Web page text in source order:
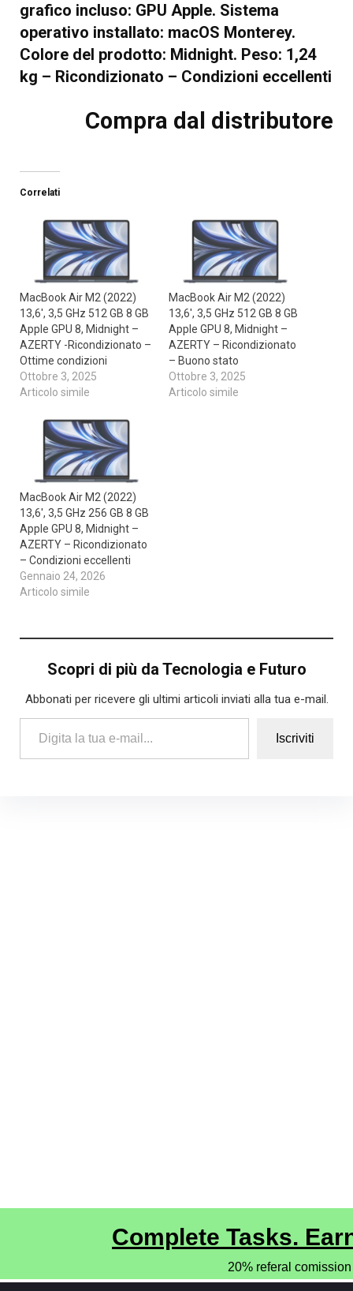
grafico incluso: GPU Apple. Sistema
operativo installato: macOS Monterey.
Colore del prodotto: Midnight. Peso: 1,24
kg – Ricondizionato – Condizioni eccellenti
Compra dal distributore
Correlati
MacBook Air M2 (2022)
13,6′, 3,5 GHz 512 GB 8 GB
Apple GPU 8, Midnight –
AZERTY -Ricondizionato –
Ottime condizioni
Ottobre 3, 2025
Articolo simile
MacBook Air M2 (2022)
13,6′, 3,5 GHz 512 GB 8 GB
Apple GPU 8, Midnight –
AZERTY – Ricondizionato
– Buono stato
Ottobre 3, 2025
Articolo simile
MacBook Air M2 (2022)
13,6′, 3,5 GHz 256 GB 8 GB
Apple GPU 8, Midnight –
AZERTY – Ricondizionato
– Condizioni eccellenti
Gennaio 24, 2026
Articolo simile
Scopri di più da Tecnologia e Futuro
Abbonati per ricevere gli ultimi articoli inviati alla tua e-mail.
Digita la tua e-mail...
Iscriviti